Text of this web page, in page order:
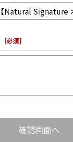
[必須]
確認画面へ